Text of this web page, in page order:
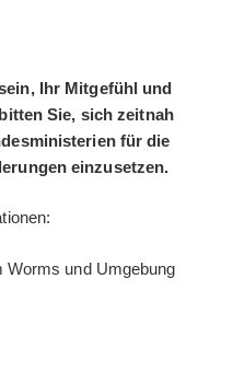
Ihr Mitgefühl und
Sie, sich zeitnah
für die
einzusetzen.
und Umgebung